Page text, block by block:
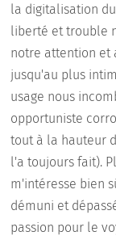
la digitalisation
liberté et trouble
notre attention et
jusqu'au plus
usage nous
opportuniste
tout à la hauteur
l'a toujours fait).
m'intéresse bien
démuni et
passion pour le